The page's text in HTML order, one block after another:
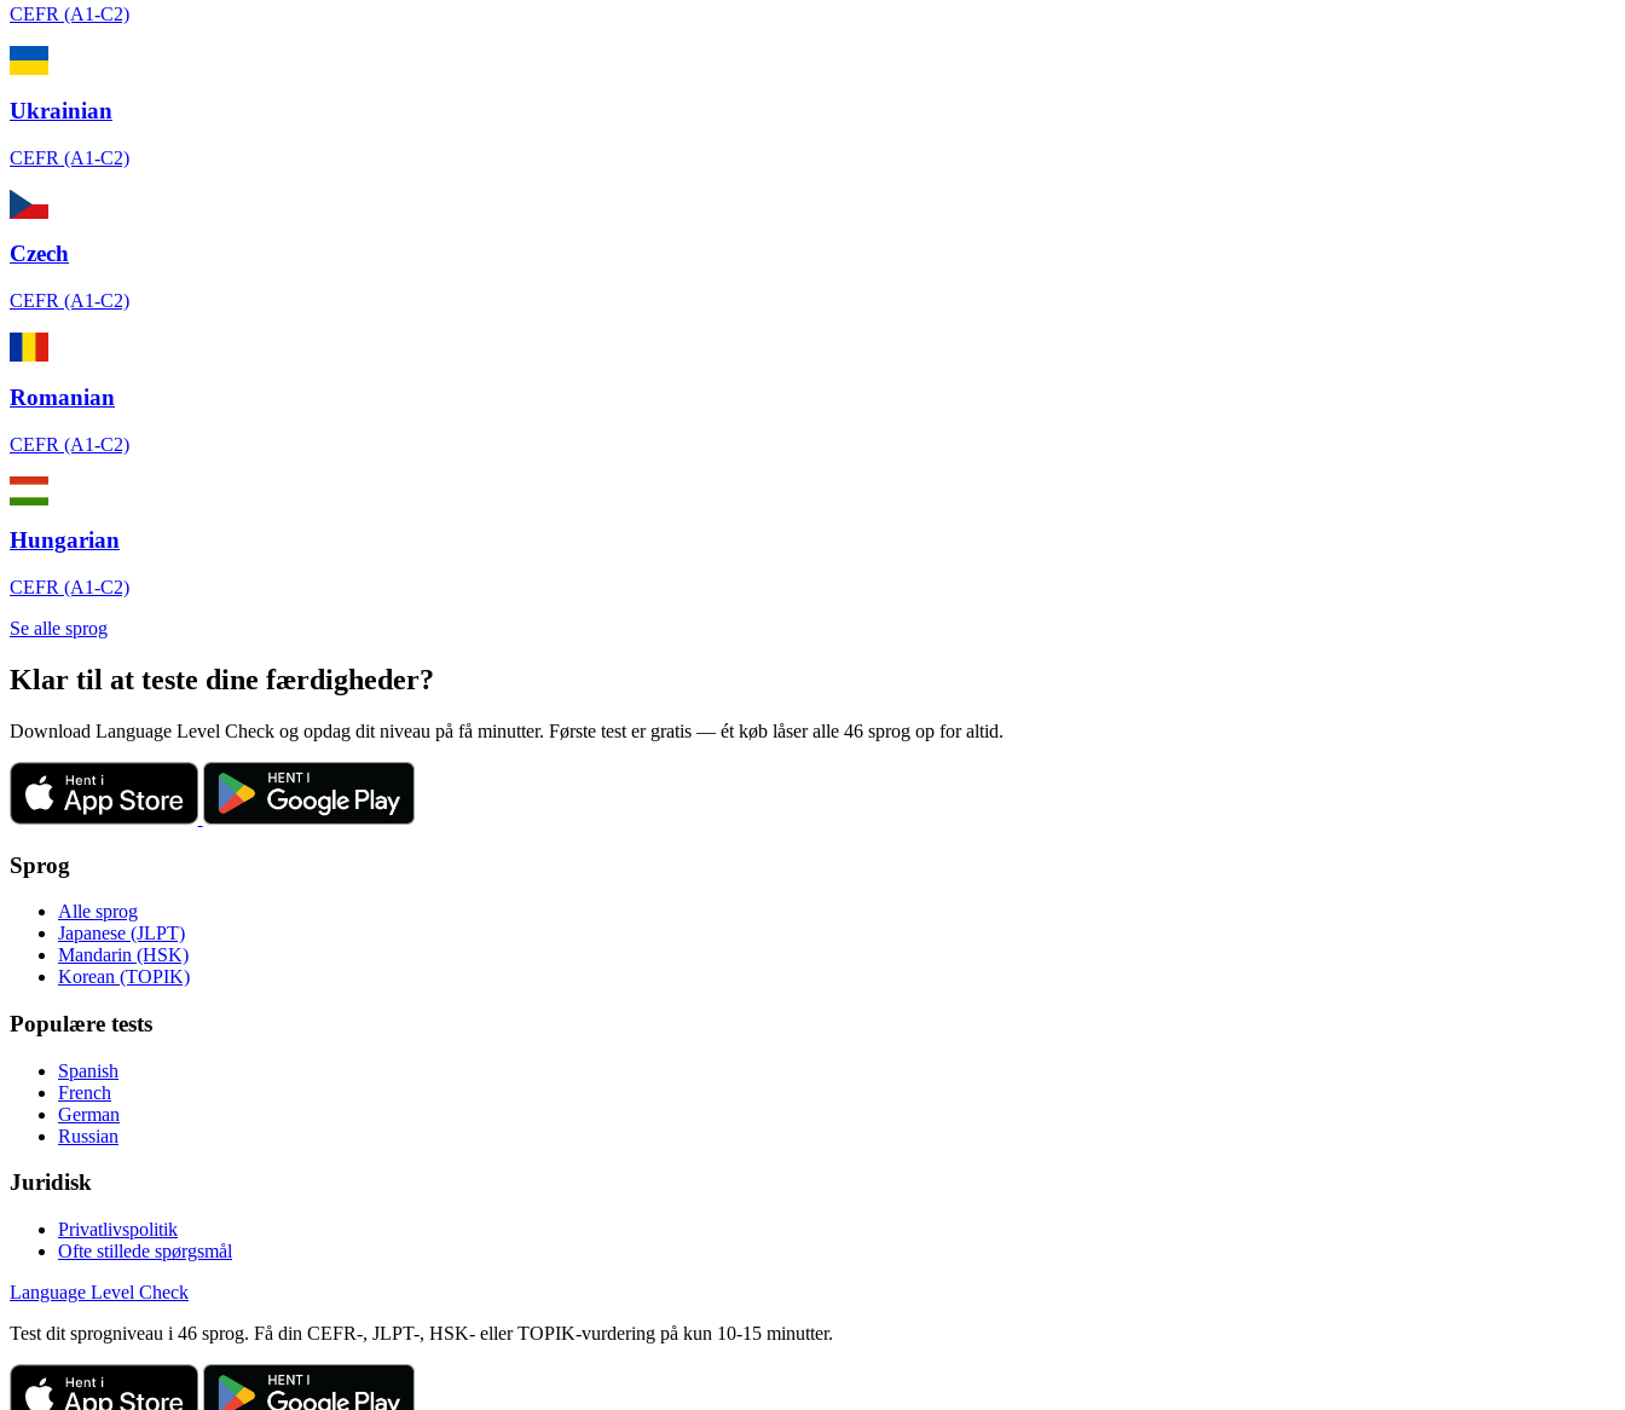
CEFR (A1-C2)
Ukrainian
CEFR (A1-C2)
Czech
CEFR (A1-C2)
Romanian
CEFR (A1-C2)
Hungarian
CEFR (A1-C2)
Se alle sprog
Klar til at teste dine færdigheder?
Download Language Level Check og opdag dit niveau på få minutter. Første test er gratis — ét køb låser alle 46 sprog op for altid.
Sprog
Alle sprog
Japanese (JLPT)
Mandarin (HSK)
Korean (TOPIK)
Populære tests
Spanish
French
German
Russian
Juridisk
Privatlivspolitik
Ofte stillede spørgsmål
Language Level Check
Test dit sprogniveau i 46 sprog. Få din CEFR-, JLPT-, HSK- eller TOPIK-vurdering på kun 10-15 minutter.